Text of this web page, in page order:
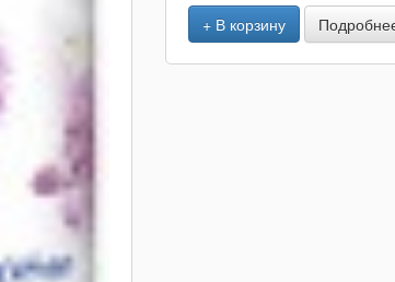
+ В корзину